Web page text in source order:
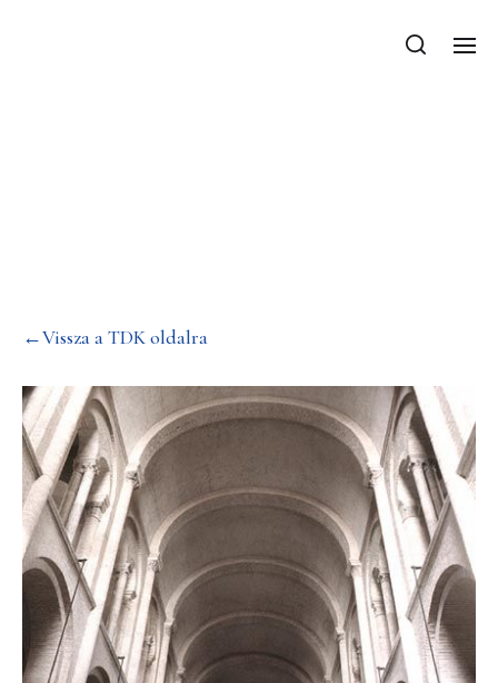
←Vissza a TDK oldalra